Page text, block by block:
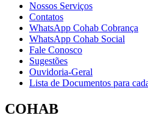
Nossos Serviços
Contatos
WhatsApp Cohab Cobrança
WhatsApp Cohab Social
Fale Conosco
Sugestões
Ouvidoria-Geral
Lista de Documentos para
COHAB